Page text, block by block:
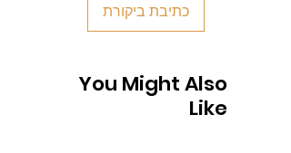
כתיבת ביקורת
You Might Also
Like